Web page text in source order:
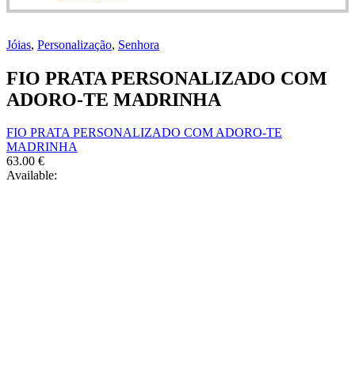
Jóias, Personalização, Senhora
FIO PRATA PERSONALIZADO COM
ADORO-TE MADRINHA
FIO PRATA PERSONALIZADO COM ADORO-TE
MADRINHA
63.00 €
Available: